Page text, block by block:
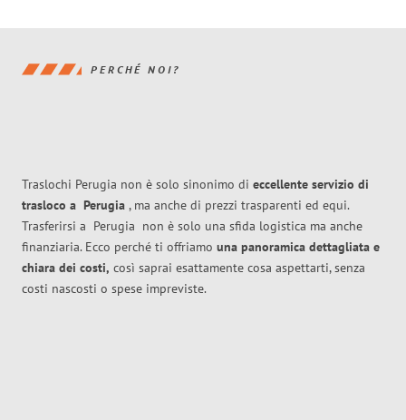
PERCHÉ NOI?
Traslochi Perugia non è solo sinonimo di eccellente servizio di
trasloco a Perugia , ma anche di prezzi trasparenti ed equi.
Trasferirsi a Perugia non è solo una sfida logistica ma anche
finanziaria. Ecco perché ti offriamo una panoramica dettagliata e
chiara dei costi, così saprai esattamente cosa aspettarti, senza
costi nascosti o spese impreviste.